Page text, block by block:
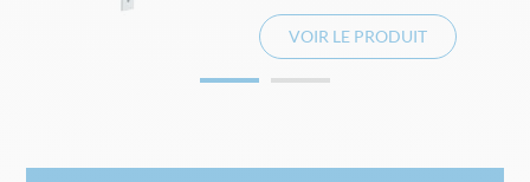
VOIR LE PRODUIT